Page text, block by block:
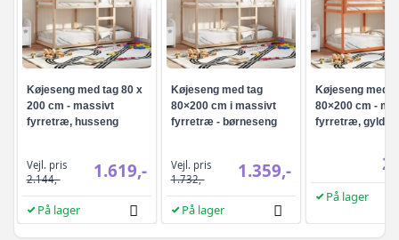
Køjeseng med tag 80 x
200 cm - massivt
fyrretræ, husseng
Vejl. pris
2.144,-
1.619,-
På lager
Køjeseng med tag
80×200 cm i massivt
fyrretræ - børneseng
Vejl. pris
1.732,-
1.359,-
På lager
Køjeseng med
80×200 cm -
fyrretræ,
På lager